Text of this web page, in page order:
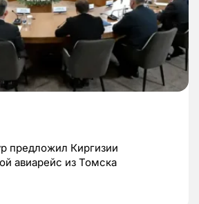
предложил Киргизии
авиарейс из Томска